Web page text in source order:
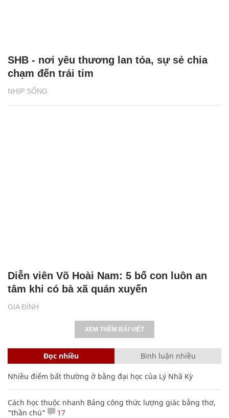
NHỊP SỐNG
SHB - nơi yêu thương lan tỏa, sự sẻ chia
chạm đến trái tim
GIA ĐÌNH
Diễn viên Võ Hoài Nam: 5 bố con luôn an
tâm khi có bà xã quán xuyến
XEM THÊM BÀI VIẾT
Đọc nhiều Bình luận nhiều
Nhiều điểm bất thường ở bằng đại học của Lý Nhã Kỳ
Cách học thuộc nhanh Bảng công thức lượng giác bằng thơ,
"thần chú"
17